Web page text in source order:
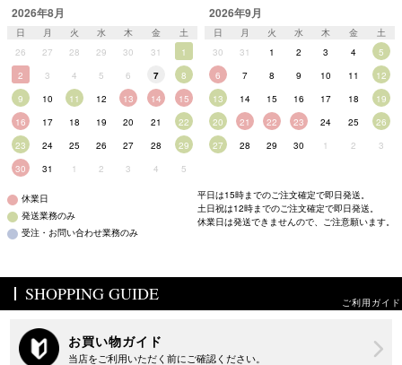
2026年8月
日 月 火 水 木 金
土
26
27 28 29 30 31
1
2
3 4 5 6 7
8
9
10 11 12 13 14
15
16
17 18 19 20 21
22
23
24 25 26 27 28
29
30
31 1 2 3 4 5
2026年9月
日 月 火 水 木 金
土
30
31 1 2 3 4
5
6
7 8 9 10 11
12
13
14 15 16 17 18
19
20
21 22 23 24 25
26
27
28 29 30 1 2 3
休業日
発送業務のみ
受注・お問い合わせ業務のみ
平日は15時までのご注文確定で即日発送。
土日祝は12時までのご注文確定で即日発送。
休業日は発送できませんので、ご注意願います。
SHOPPING GUIDE ご利用ガイド